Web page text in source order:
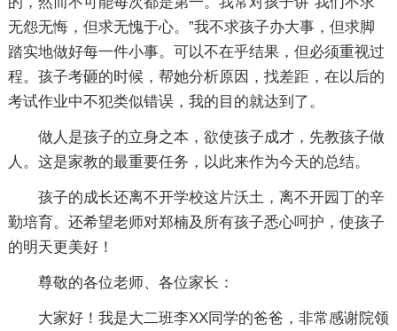
无怨无悔，但求无愧于心。”我不求孩子办大事，但求脚
踏实地做好每一件小事。可以不在乎结果，但必须重视过
程。孩子考砸的时候，帮她分析原因，找差距，在以后的
考试作业中不犯类似错误，我的目的就达到了。
做人是孩子的立身之本，欲使孩子成才，先教孩子做
人。这是家教的最重要任务，以此来作为今天的总结。
孩子的成长还离不开学校这片沃土，离不开园丁的辛
勤培育。还希望老师对郑楠及所有孩子悉心呵护，使孩子
的明天更美好！
尊敬的各位老师、各位家长：
大家好！我是大二班李XX同学的爸爸，非常感谢院领